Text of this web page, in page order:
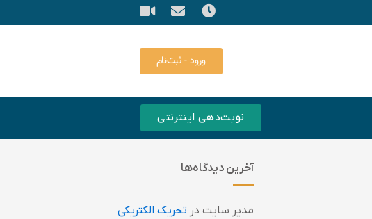
ورود - ثبت‌نام
نوبت‌دهی اینترنتی
آخرین دیدگاه‌ها
مدیر سایت در تحریک الکتریکی